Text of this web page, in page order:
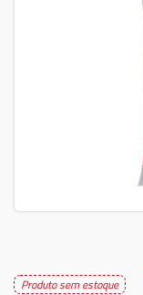
Produto sem estoque